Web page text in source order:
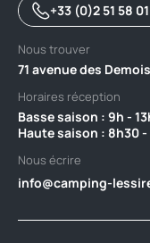
+33 (0)2 51 58 01
Nous trouver
71 avenue des
Horaires réception
Basse saison : 9h - 13h /
Haute saison : 8h30 -
Nous écrire
info@camping-